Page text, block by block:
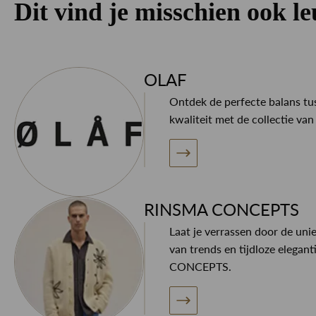
Dit vind je misschien ook
OLAF
Ontdek de perfecte balans
kwaliteit met de collectie van
RINSMA CONCEPTS
Laat je verrassen door de
van trends en tijdloze
CONCEPTS.